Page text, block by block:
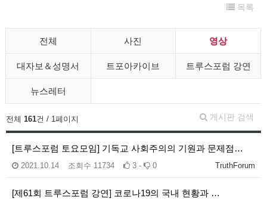
목록
전체 사진 영상
대자보＆성명서 트포아카이브 트루스포럼 강연
뉴스레터
게시판 검색
전체 161건 / 1페이지
[트루스포럼 토요모임] 기독교 사회주의의 기원과 문제점…
TruthForum
2021.10.14 조회수 11734 3 - 0
[제61회 트루스포럼 강연] 코로나19의 국내 현황과 …